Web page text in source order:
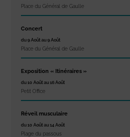
Place du Général de Gaulle
Concert
du 9 Août au 9 Août
Place du Général de Gaulle
Exposition « Itinéraires »
du 10 Août au 16 Août
Petit Office
Réveil musculaire
du 10 Août au 14 Août
Plage du passous